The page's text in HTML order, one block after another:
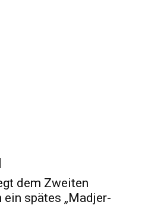
dem Zweiten
spätes „Madjer-